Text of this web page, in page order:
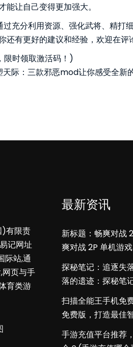
让自己变得更加强大。
充分利用资源、强化武将、精打
有更好的建议和经验，欢迎在评
限时领取激活码！)
际：三款邪恶mod让你感受全新
)有限责
记网址
际站,通
网页与手
育类游
最新资讯
新标题：畅爽对战
爽对战 2P 单机游
探秘笔记：追逐失
落的遗迹：探秘笔
扫描全能王手机免
免费版，打造最佳
手游充值平台推荐